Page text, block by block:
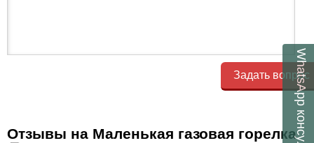
Задать вопрос
Отзывы на Маленькая газовая горелка
WhatsApp